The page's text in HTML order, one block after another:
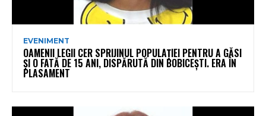
EVENIMENT
OAMENII LEGII CER SPRIJINUL POPULAȚIEI PENTRU A GĂSI
ȘI O FATĂ DE 15 ANI, DISPĂRUTĂ DIN BOBICEȘTI. ERA ÎN
PLASAMENT